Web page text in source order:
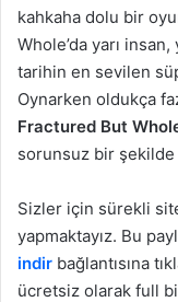
kahkaha dolu bir
Whole’da yarı insan,
tarihin en sevilen
Oynarken oldukça
Fractured But
sorunsuz bir şekilde
Sizler için sürekli
yapmaktayız. Bu
indir bağlantısına
ücretsiz olarak full